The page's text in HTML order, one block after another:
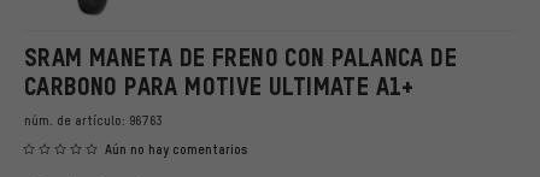
SRAM MANETA DE FRENO CON PALANCA DE
CARBONO PARA MOTIVE ULTIMATE A1+
núm. de artículo: 96763
Aún no hay comentarios